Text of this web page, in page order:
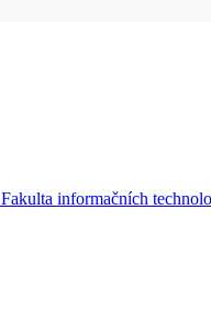
Fakulta informačních